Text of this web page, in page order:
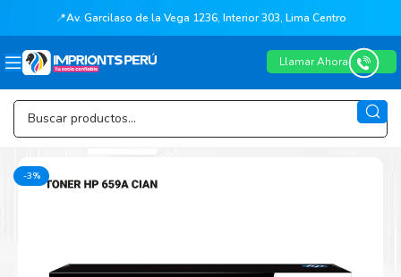
📍Av. Garcilaso de la Vega 1236, Interior 303, Lima Centro
Llamar Ahora
-3%